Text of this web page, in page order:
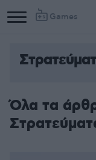
Games
Όλα τα